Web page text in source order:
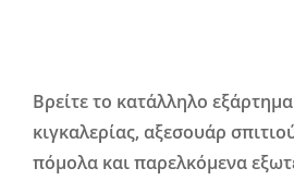
Βρείτε το κατάλληλο
κιγκαλερίας, αξεσουάρ
πόμολα και παρελκόμενα